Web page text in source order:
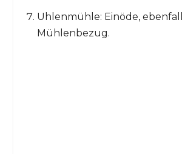
Uhlenmühle: Einöde,
Mühlenbezug.